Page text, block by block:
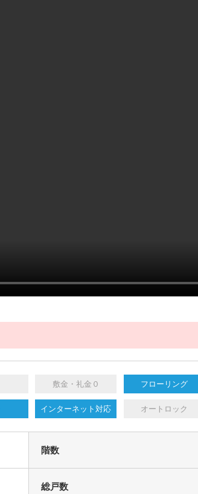
敷金・礼金０ フローリング
インターネット対応 オートロック
階数
総戸数